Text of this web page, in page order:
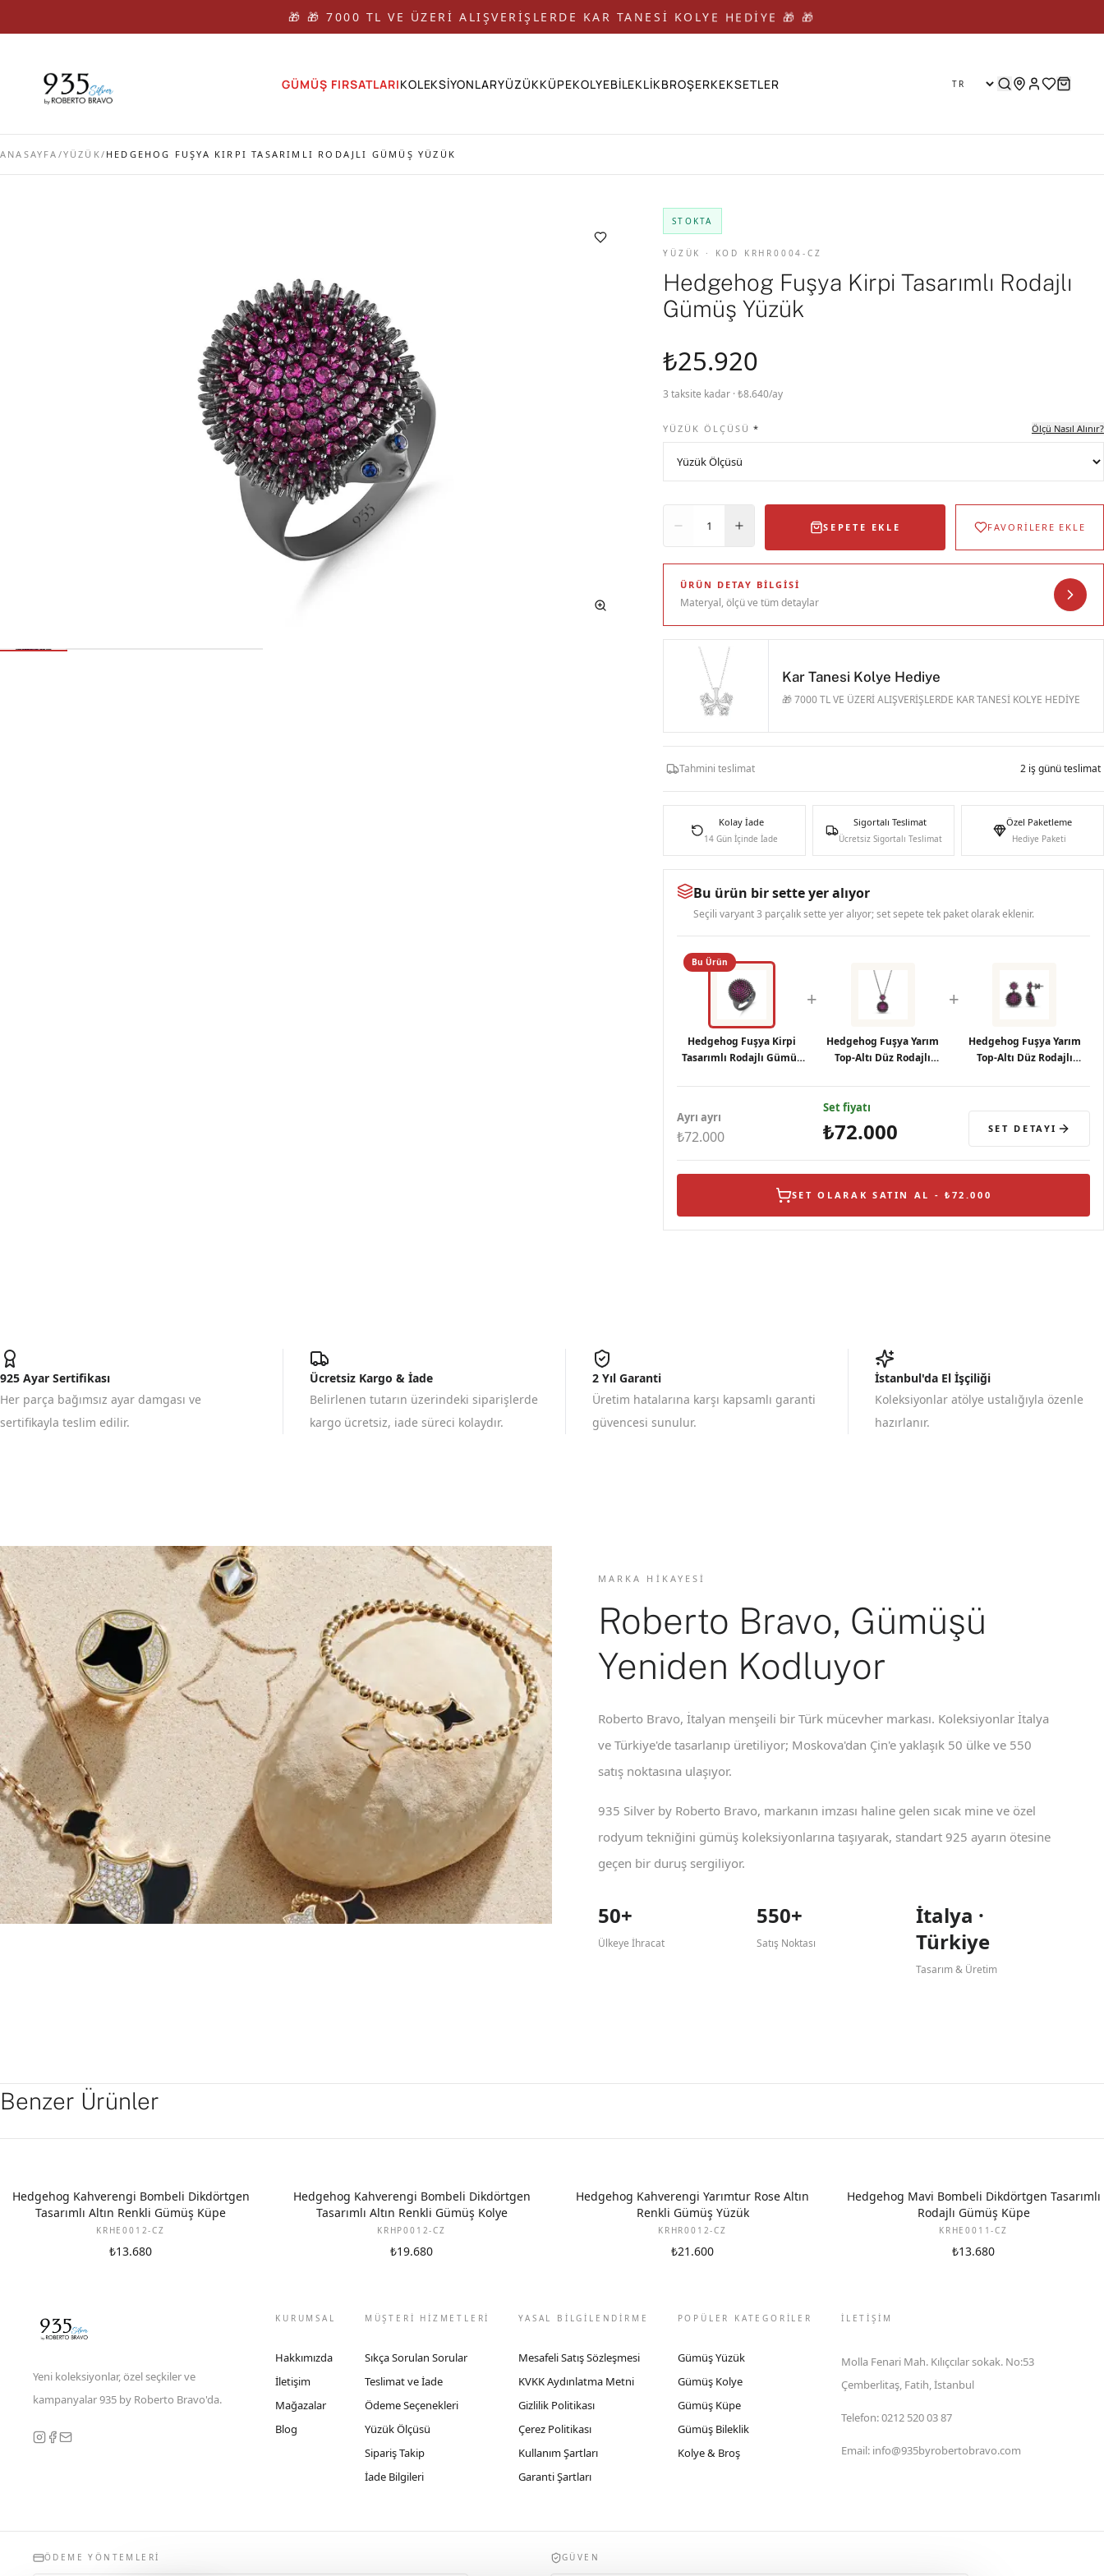
🎁 🎁 7000 TL VE ÜZERİ ALIŞVERİŞLERDE KAR TANESİ KOLYE HEDİYE 🎁 🎁
GÜMÜŞ FIRSATLARIKOLEKSİYONLARYÜZÜKKÜPEKOLYEBİLEKLİKBROŞERKEKSETLER
ANASAYFA /YÜZÜK/ HEDGEHOG FUŞYA KIRPI TASARIMLI RODAJLI GÜMÜŞ YÜZÜK
STOKTA
YÜZÜK · KOD KRHR0004-CZ
Hedgehog Fuşya Kirpi Tasarımlı Rodajlı
Gümüş Yüzük
₺25.920
3 taksite kadar · ₺8.640/ay
YÜZÜK ÖLÇÜSÜ * Ölçü Nasıl Alınır?
1 SEPETE EKLE FAVORİLERE EKLE
ÜRÜN DETAY BILGISI
Materyal, ölçü ve tüm detaylar
Kar Tanesi Kolye Hediye
🎁 7000 TL VE ÜZERİ ALIŞVERİŞLERDE KAR TANESİ KOLYE HEDİYE
Tahmini teslimat 2 iş günü teslimat
Kolay İade
14 Gün İçinde İade
Sigortalı Teslimat
Ücretsiz Sigortalı Teslimat
Özel Paketleme
Hediye Paketi
Bu ürün bir sette yer alıyor
Seçili varyant 3 parçalık sette yer alıyor; set sepete tek paket olarak eklenir.
Bu Ürün
Hedgehog Fuşya Kirpi
Tasarımlı Rodajlı Gümüş
+
Hedgehog Fuşya Yarım
Top-Altı Düz Rodajlı
+
Hedgehog Fuşya Yarım
Top-Altı Düz Rodajlı
Ayrı ayrı
₺72.000
Set fiyatı
₺72.000 SET DETAYI
SET OLARAK SATIN AL - ₺72.000
925 Ayar Sertifikası
Her parça bağımsız ayar damgası ve
sertifikayla teslim edilir.
Ücretsiz Kargo & İade
Belirlenen tutarın üzerindeki siparişlerde
kargo ücretsiz, iade süreci kolaydır.
2 Yıl Garanti
Üretim hatalarına karşı kapsamlı garanti
güvencesi sunulur.
İstanbul'da El İşçiliği
Koleksiyonlar atölye ustalığıyla özenle
hazırlanır.
MARKA HIKAYESI
Roberto Bravo, Gümüşü
Yeniden Kodluyor
Roberto Bravo, İtalyan menşeili bir Türk mücevher markası. Koleksiyonlar İtalya
ve Türkiye'de tasarlanıp üretiliyor; Moskova'dan Çin'e yaklaşık 50 ülke ve 550
satış noktasına ulaşıyor.
935 Silver by Roberto Bravo, markanın imzası haline gelen sıcak mine ve özel
rodyum tekniğini gümüş koleksiyonlarına taşıyarak, standart 925 ayarın ötesine
geçen bir duruş sergiliyor.
50+
Ülkeye İhracat
550+
Satış Noktası
İtalya ·
Türkiye
Tasarım & Üretim
Benzer Ürünler
Hedgehog Kahverengi Bombeli Dikdörtgen
Tasarımlı Altın Renkli Gümüş Küpe
KRHE0012-CZ
₺13.680
Hedgehog Kahverengi Bombeli Dikdörtgen
Tasarımlı Altın Renkli Gümüş Kolye
KRHP0012-CZ
₺19.680
Hedgehog Kahverengi Yarımtur Rose Altın
Renkli Gümüş Yüzük
KRHR0012-CZ
₺21.600
Hedgehog Mavi Bombeli Dikdörtgen Tasarımlı
Rodajlı Gümüş Küpe
KRHE0011-CZ
₺13.680
Yeni koleksiyonlar, özel seçkiler ve
kampanyalar 935 by Roberto Bravo'da.
KURUMSAL
Hakkımızda
İletişim
Mağazalar
Blog
MÜŞTERİ HİZMETLERİ
Sıkça Sorulan Sorular
Teslimat ve İade
Ödeme Seçenekleri
Yüzük Ölçüsü
Sipariş Takip
İade Bilgileri
YASAL BİLGİLENDİRME
Mesafeli Satış Sözleşmesi
KVKK Aydınlatma Metni
Gizlilik Politikası
Çerez Politikası
Kullanım Şartları
Garanti Şartları
POPÜLER KATEGORİLER
Gümüş Yüzük
Gümüş Kolye
Gümüş Küpe
Gümüş Bileklik
Kolye & Broş
İLETIŞIM
Molla Fenari Mah. Kılıçcılar sokak. No:53
Çemberlitaş, Fatih, İstanbul
Telefon:0212 520 03 87
Email: info@935byrobertobravo.com
ÖDEME YÖNTEMLERI GÜVEN